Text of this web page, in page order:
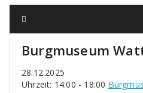
Burgmuseum
28.12.2025
Uhrzeit: 14:00 - 18:00